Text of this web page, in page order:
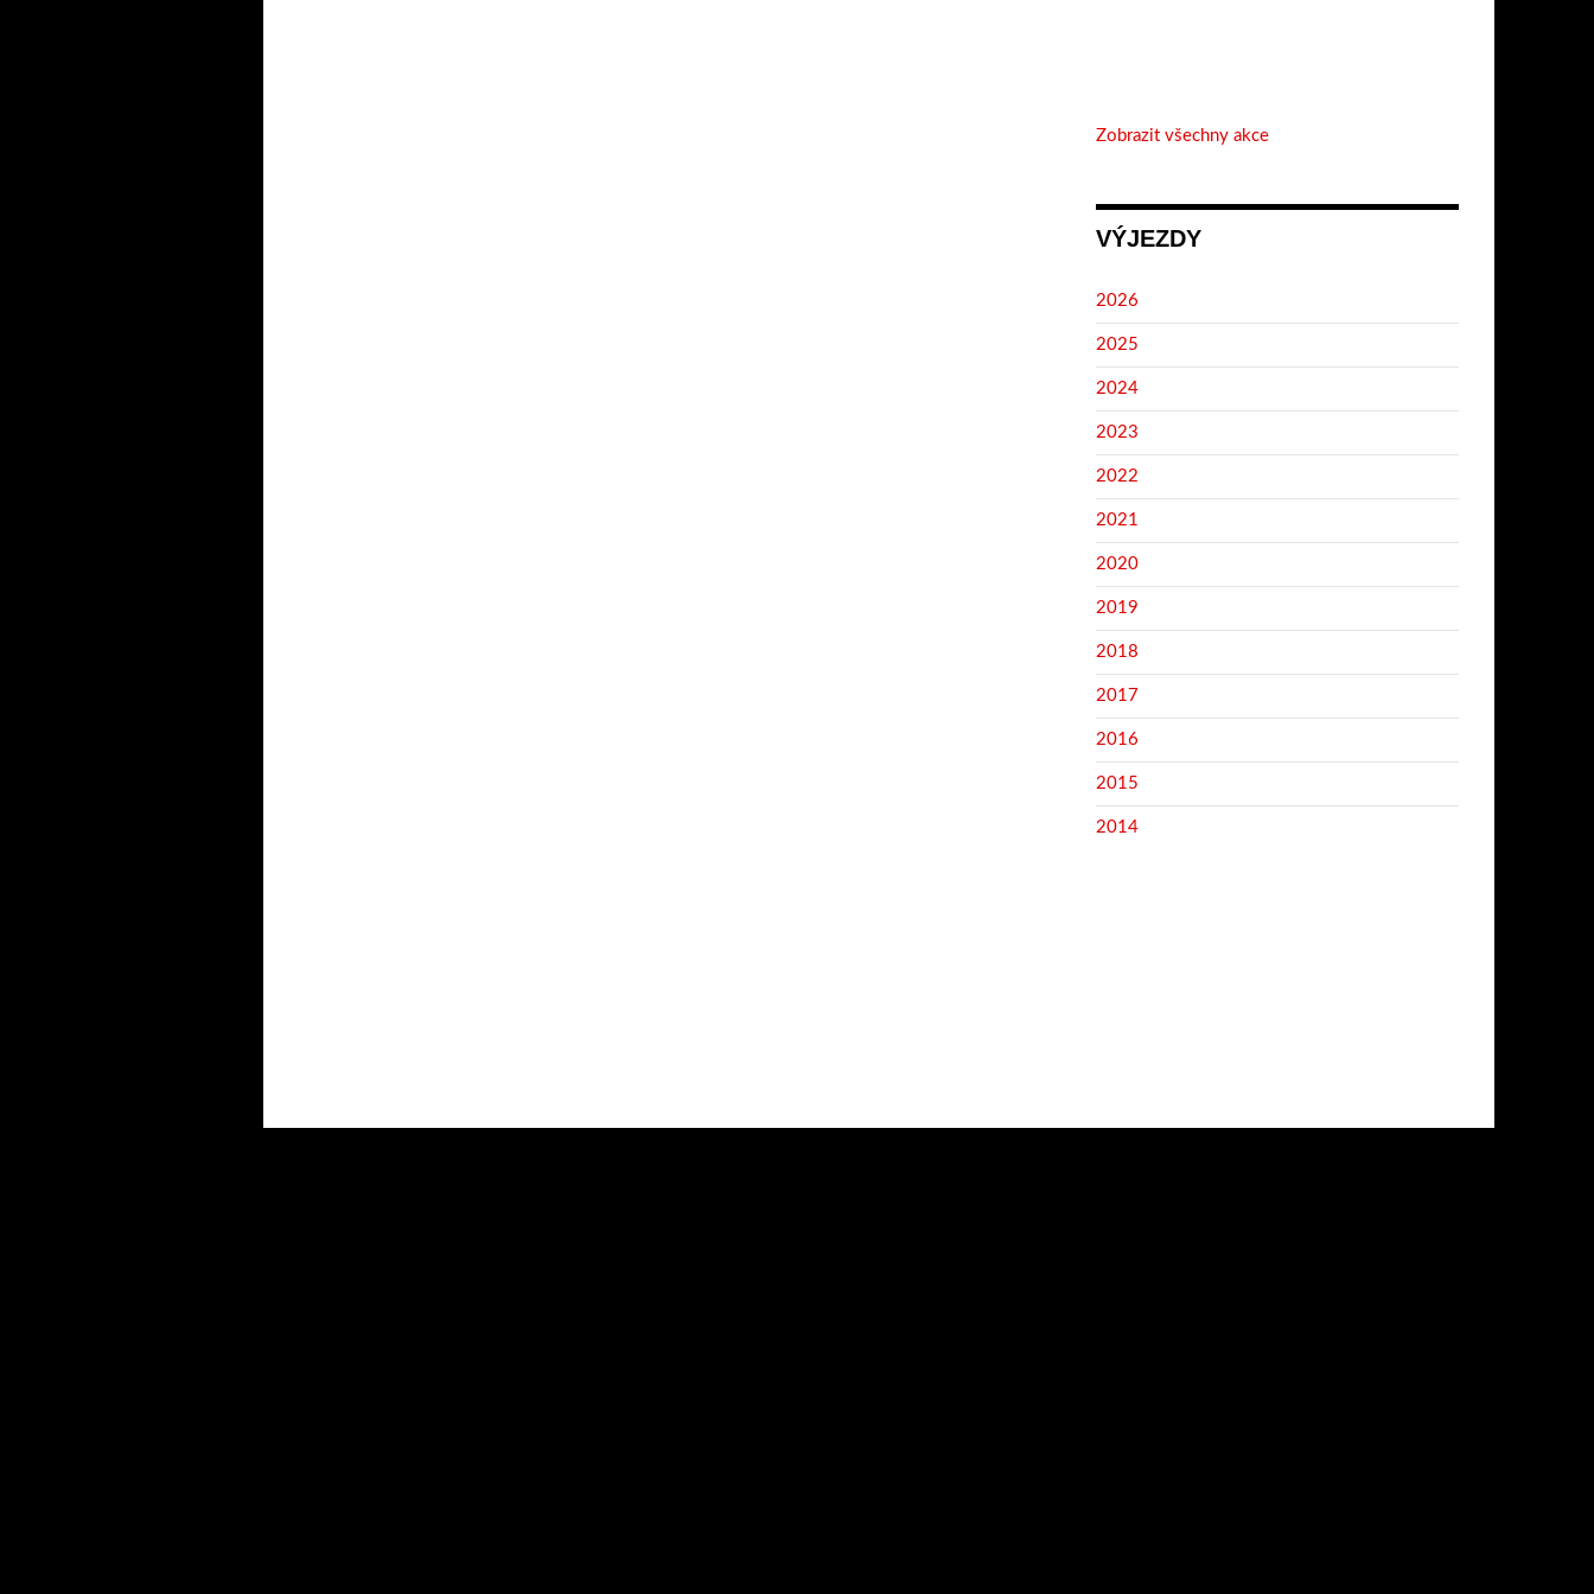
Zobrazit všechny akce
VÝJEZDY
2026
2025
2024
2023
2022
2021
2020
2019
2018
2017
2016
2015
2014